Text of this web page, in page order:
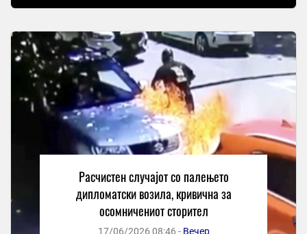
Расчистен случајот со палењето
дипломатски возила, кривична за
осомничениот сторител
17/06/2026 08:46 - Вечер